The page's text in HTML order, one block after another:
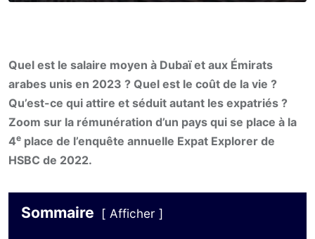
Quel est le salaire moyen à Dubaï et aux Émirats
arabes unis en 2023 ? Quel est le coût de la vie ?
Qu’est-ce qui attire et séduit autant les expatriés ?
Zoom sur la rémunération d’un pays qui se place à la
4e place de l’enquête annuelle Expat Explorer de
HSBC de 2022.
Sommaire Afficher